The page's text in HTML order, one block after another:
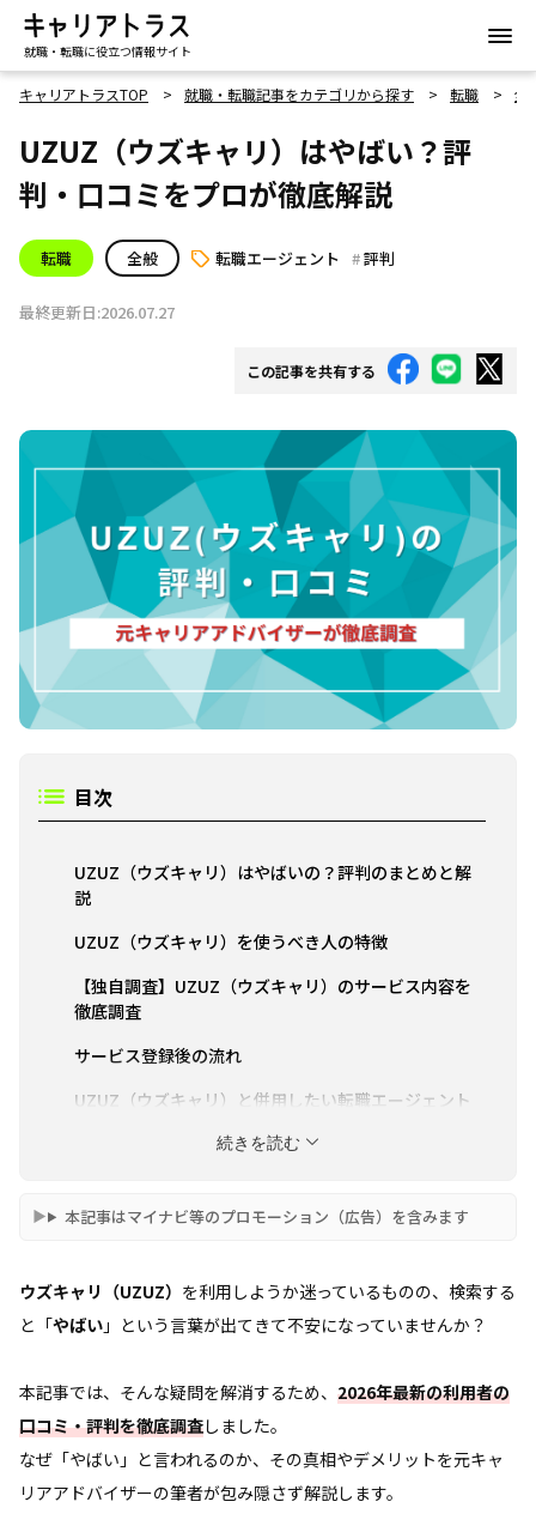
就職・転職に役立つ情報サイト
キャリアトラスTOP 就職・転職記事をカテゴリから探す 転職 全
UZUZ（ウズキャリ）はやばい？評
判・口コミをプロが徹底解説
転職 全般 転職エージェント 評判
最終更新日:2026.07.27
この記事を共有する
目次
UZUZ（ウズキャリ）はやばいの？評判のまとめと解
説
UZUZ（ウズキャリ）を使うべき人の特徴
【独自調査】UZUZ（ウズキャリ）のサービス内容を
徹底調査
サービス登録後の流れ
UZUZ（ウズキャリ）と併用したい転職エージェント
続きを読む
本記事はマイナビ等のプロモーション（広告）を含みます
ウズキャリ（UZUZ） を利用しようか迷っているものの、検索する
と「やばい 」という言葉が出てきて不安になっていませんか？
本記事では、そんな疑問を解消するため、 2026年最新の利用者の
口コミ・評判を徹底調査しました。
なぜ「やばい」と言われるのか、その真相やデメリットを元キャ
リアアドバイザーの筆者が包み隠さず解説します。